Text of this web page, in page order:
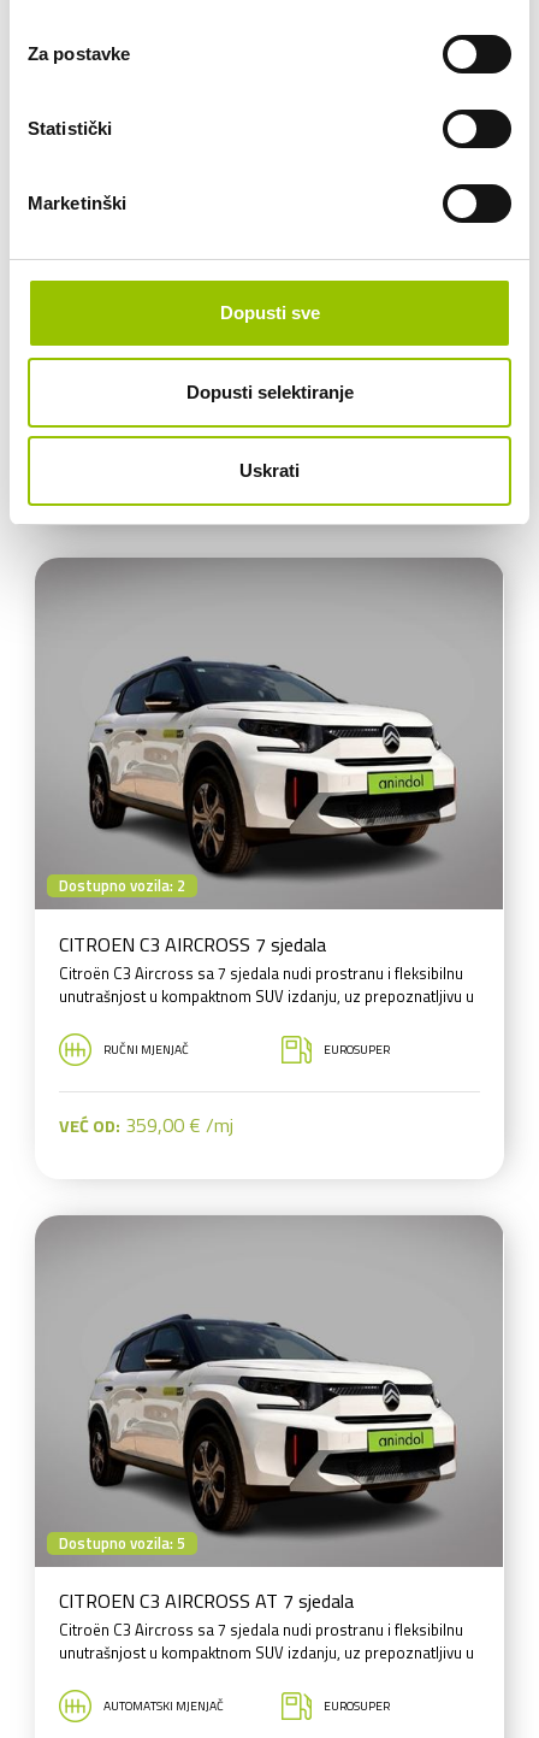
Za postavke
Statistički
Marketinški
Dopusti sve
Dopusti selektiranje
Uskrati
AUDI Q3 SB AT
Odlikuje se coupe siluetom, dinamičnim linijama i modernim
AUTOMATSKI MJENJAČ EURODIESEL
Dostupno vozila: 2
CITROEN C3 AIRCROSS 7 sjedala
Citroën C3 Aircross sa 7 sjedala nudi prostranu i fleksibilnu
unutrašnjost u kompaktnom SUV izdanju, uz prepoznatljivu u
RUČNI MJENJAČ EUROSUPER
VEĆ OD: 359,00 € /mj
Dostupno vozila: 5
CITROEN C3 AIRCROSS AT 7 sjedala
Citroën C3 Aircross sa 7 sjedala nudi prostranu i fleksibilnu
unutrašnjost u kompaktnom SUV izdanju, uz prepoznatljivu u
AUTOMATSKI MJENJAČ EUROSUPER